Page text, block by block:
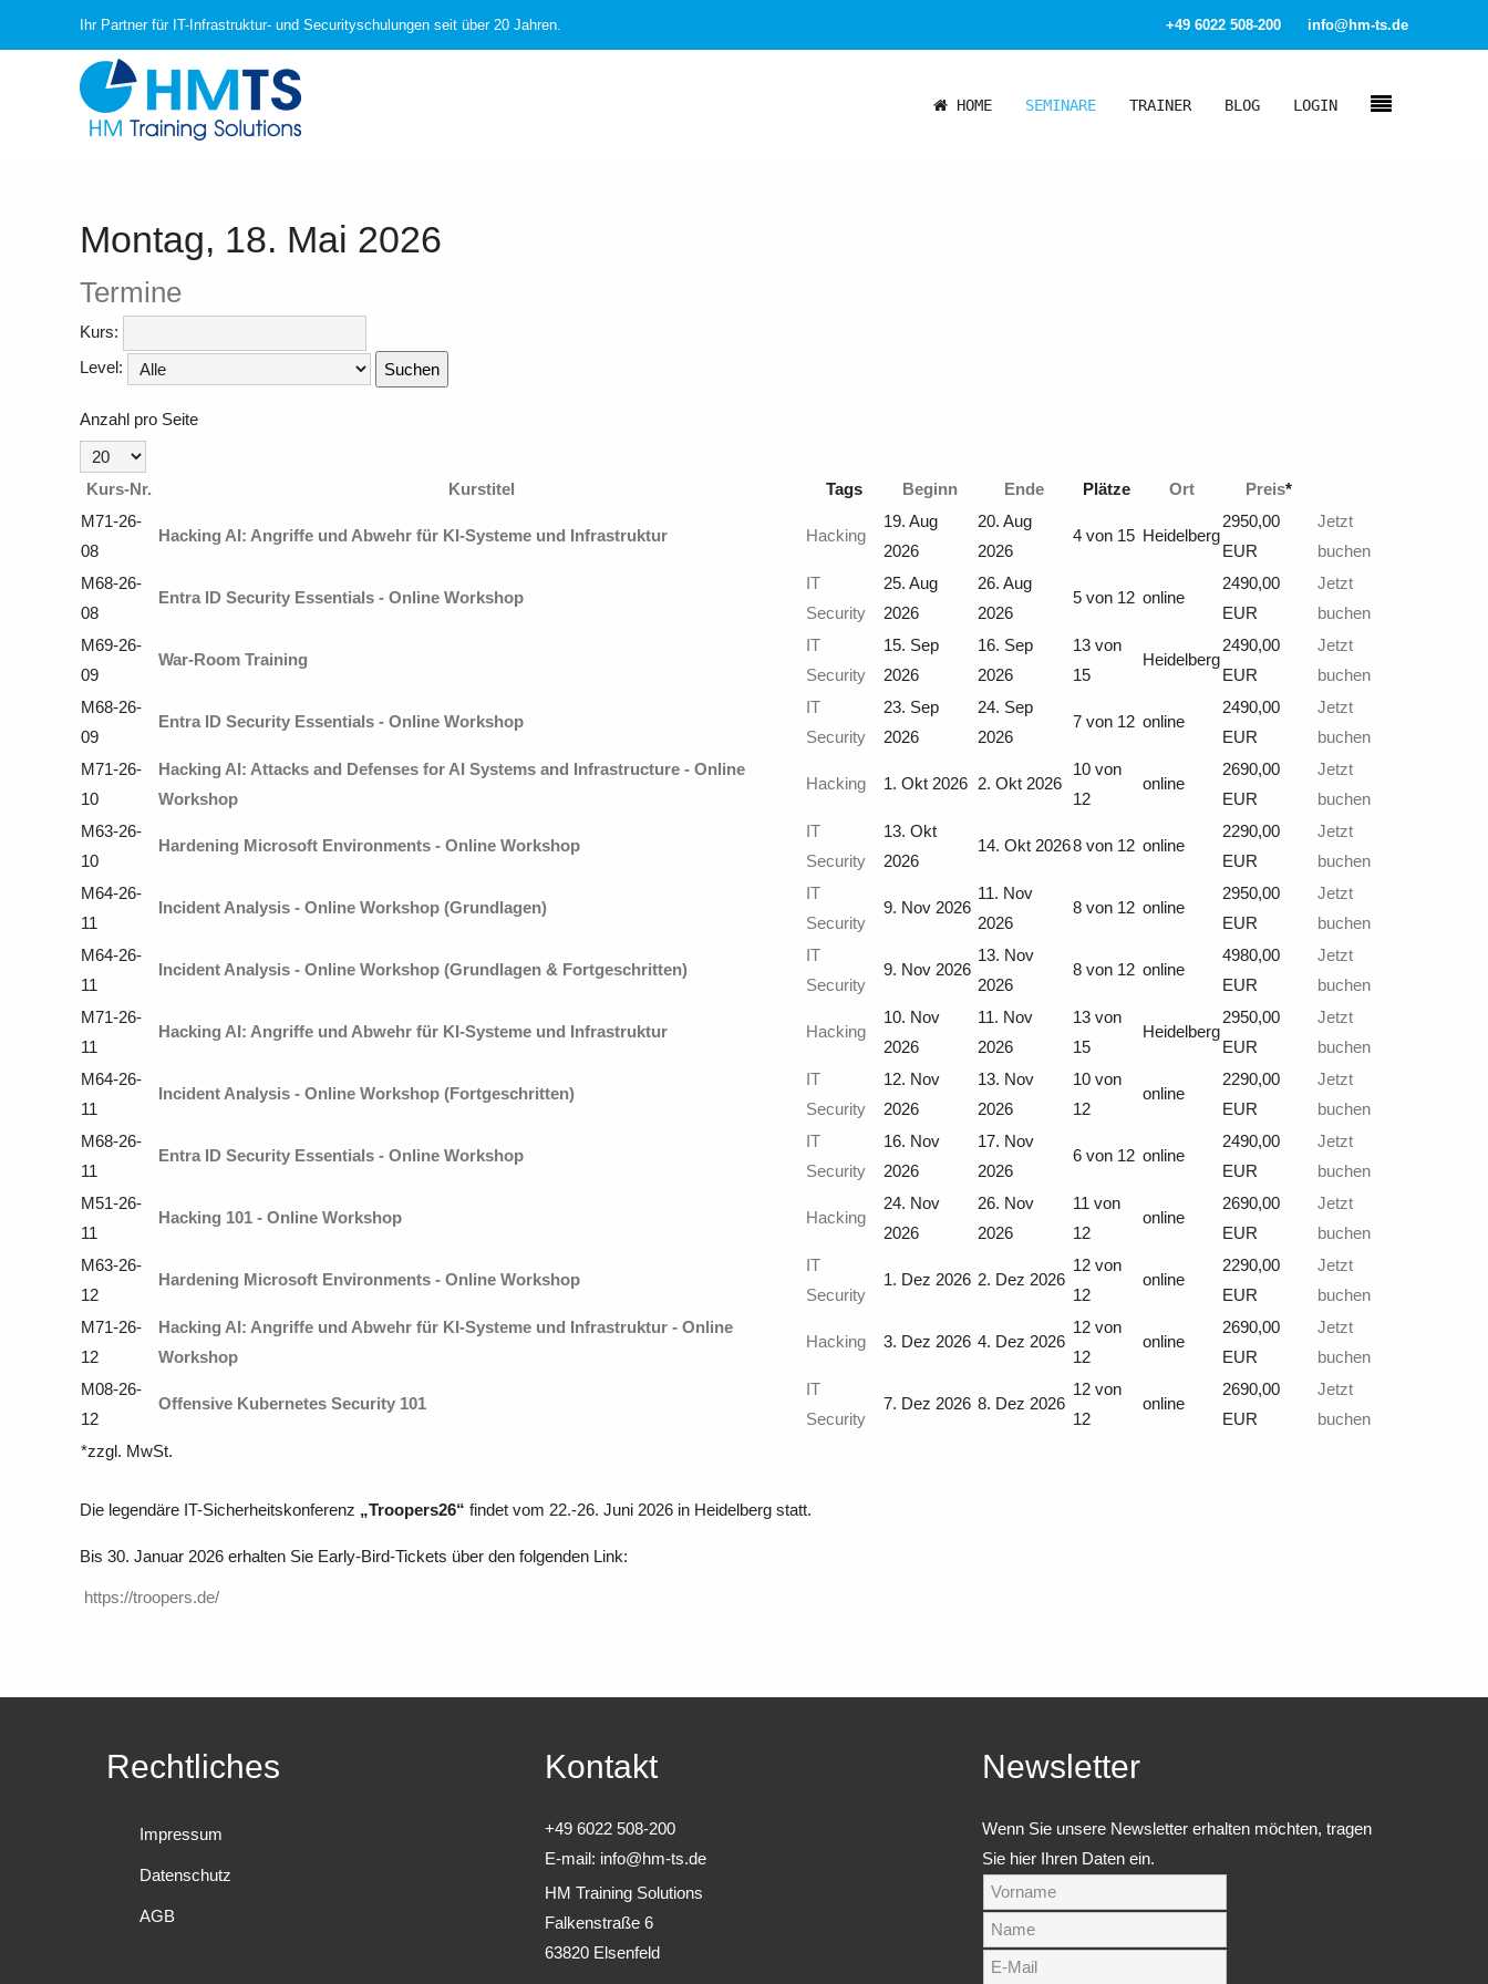
Ihr Partner für IT-Infrastruktur- und Securityschulungen seit über 20 Jahren. +49 6022 508-200 info@hm-ts.de
HOME SEMINARE TRAINER BLOG LOGIN
Montag, 18. Mai 2026
Termine
Kurs:
Level:
Suchen
Anzahl pro Seite
Kurs-Nr. Kurstitel Tags Beginn Ende Plätze Ort Preis*
M71-26-
08
Hacking AI: Angriffe und Abwehr für KI-Systeme und Infrastruktur Hacking
19. Aug
2026
20. Aug
2026
4 von 15 Heidelberg
2950,00
EUR
Jetzt
buchen
M68-26-
08
Entra ID Security Essentials - Online Workshop
IT
Security
25. Aug
2026
26. Aug
2026
5 von 12 online
2490,00
EUR
Jetzt
buchen
M69-26-
09
War-Room Training
IT
Security
15. Sep
2026
16. Sep
2026
13 von
15
Heidelberg
2490,00
EUR
Jetzt
buchen
M68-26-
09
Entra ID Security Essentials - Online Workshop
IT
Security
23. Sep
2026
24. Sep
2026
7 von 12 online
2490,00
EUR
Jetzt
buchen
M71-26-
10
Hacking AI: Attacks and Defenses for AI Systems and Infrastructure - Online
Workshop
Hacking 1. Okt 2026 2. Okt 2026
10 von
12
online
2690,00
EUR
Jetzt
buchen
M63-26-
10
Hardening Microsoft Environments - Online Workshop
IT
Security
13. Okt
2026
14. Okt 20268 von 12 online
2290,00
EUR
Jetzt
buchen
M64-26-
11
Incident Analysis - Online Workshop (Grundlagen)
IT
Security
9. Nov 2026
11. Nov
2026
8 von 12 online
2950,00
EUR
Jetzt
buchen
M64-26-
11
Incident Analysis - Online Workshop (Grundlagen & Fortgeschritten)
IT
Security
9. Nov 2026
13. Nov
2026
8 von 12 online
4980,00
EUR
Jetzt
buchen
M71-26-
11
Hacking AI: Angriffe und Abwehr für KI-Systeme und Infrastruktur Hacking
10. Nov
2026
11. Nov
2026
13 von
15
Heidelberg
2950,00
EUR
Jetzt
buchen
M64-26-
11
Incident Analysis - Online Workshop (Fortgeschritten)
IT
Security
12. Nov
2026
13. Nov
2026
10 von
12
online
2290,00
EUR
Jetzt
buchen
M68-26-
11
Entra ID Security Essentials - Online Workshop
IT
Security
16. Nov
2026
17. Nov
2026
6 von 12 online
2490,00
EUR
Jetzt
buchen
M51-26-
11
Hacking 101 - Online Workshop Hacking
24. Nov
2026
26. Nov
2026
11 von
12
online
2690,00
EUR
Jetzt
buchen
M63-26-
12
Hardening Microsoft Environments - Online Workshop
IT
Security
1. Dez 2026 2. Dez 2026
12 von
12
online
2290,00
EUR
Jetzt
buchen
M71-26-
12
Hacking AI: Angriffe und Abwehr für KI-Systeme und Infrastruktur - Online
Workshop
Hacking 3. Dez 2026 4. Dez 2026
12 von
12
online
2690,00
EUR
Jetzt
buchen
M08-26-
12
Offensive Kubernetes Security 101
IT
Security
7. Dez 2026 8. Dez 2026
12 von
12
online
2690,00
EUR
Jetzt
buchen
*zzgl. MwSt.
Die legendäre IT-Sicherheitskonferenz „Troopers26“ findet vom 22.-26. Juni 2026 in Heidelberg statt.
Bis 30. Januar 2026 erhalten Sie Early-Bird-Tickets über den folgenden Link:
https://troopers.de/
Rechtliches
Impressum
Datenschutz
AGB
Kontakt
+49 6022 508-200
E-mail: info@hm-ts.de
HM Training Solutions
Falkenstraße 6
63820 Elsenfeld
Newsletter
Wenn Sie unsere Newsletter erhalten möchten, tragen
Sie hier Ihren Daten ein.